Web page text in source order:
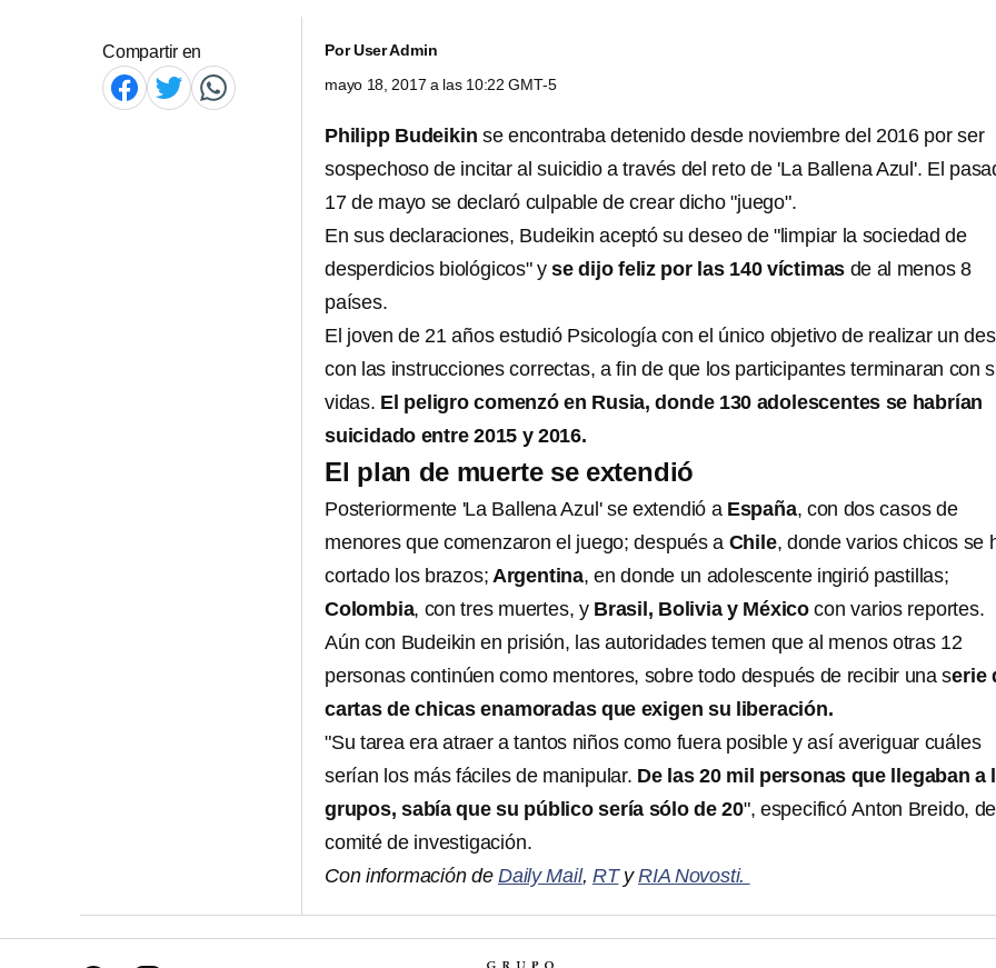
Compartir en PorUser Admin
mayo 18, 2017 a las 10:22 GMT-5
Philipp Budeikin se encontraba detenido desde noviembre del 2016 por ser
sospechoso de incitar al suicidio a través del reto de 'La Ballena Azul'. El
17 de mayo se declaró culpable de crear dicho "juego".
En sus declaraciones, Budeikin aceptó su deseo de "limpiar la sociedad de
desperdicios biológicos" yse dijo feliz por las 140 víctimas de al menos 8
países.
El joven de 21 años estudió Psicología con el único objetivo de realizar un
con las instrucciones correctas, a fin de que los participantes terminaran con
vidas. El peligro comenzó en Rusia, donde 130 adolescentes se habrían
suicidado entre 2015 y 2016.
El plan de muerte se extendió
Posteriormente 'La Ballena Azul' se extendió a España, con dos casos de
menores que comenzaron el juego; después a Chile, donde varios chicos se
cortado los brazos; Argentina, en donde un adolescente ingirió pastillas;
Colombia, con tres muertes, y Brasil, Bolivia y Méxicocon varios reportes.
Aún con Budeikin en prisión, las autoridades temen que al menos otras 12
personas continúen como mentores, sobre todo después de recibir una serie
cartas de chicas enamoradas que exigen su liberación.
"Su tarea era atraer a tantos niños como fuera posible y así averiguar cuáles
serían los más fáciles de manipular. De las 20 mil personas que llegaban a
grupos, sabía que su público sería sólo de 20", especificó Anton Breido, del
comité de investigación.
Con información deDaily Mail, RTyRIA Novosti.